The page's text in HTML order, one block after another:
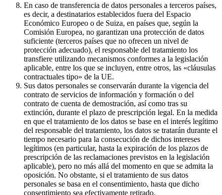
En caso de transferencia de datos personales a terceros países,
es decir, a destinatarios establecidos fuera del Espacio
Económico Europeo o de Suiza, en países que, según la
Comisión Europea, no garantizan una protección de datos
suficiente (terceros países que no ofrecen un nivel de
protección adecuado), el responsable del tratamiento los
transfiere utilizando mecanismos conformes a la legislación
aplicable, entre los que se incluyen, entre otros, las «cláusulas
contractuales tipo» de la UE.
Sus datos personales se conservarán durante la vigencia del
contrato de servicios de información y formación o del
contrato de cuenta de demostración, así como tras su
extinción, durante el plazo de prescripción legal. En la medida
en que el tratamiento de los datos se base en el interés legítimo
del responsable del tratamiento, los datos se tratarán durante el
tiempo necesario para la consecución de dichos intereses
legítimos (en particular, hasta la expiración de los plazos de
prescripción de las reclamaciones previstos en la legislación
aplicable), pero no más allá del momento en que se admita la
oposición. No obstante, si el tratamiento de sus datos
personales se basa en el consentimiento, hasta que dicho
consentimiento sea efectivamente retirado.